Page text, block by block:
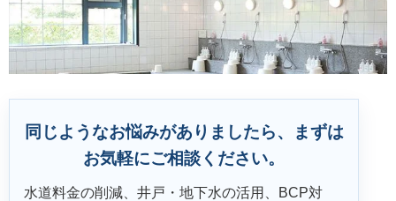
同じようなお悩みがありましたら、まずは
お気軽にご相談ください。
水道料金の削減、井戸・地下水の活用、BCP対